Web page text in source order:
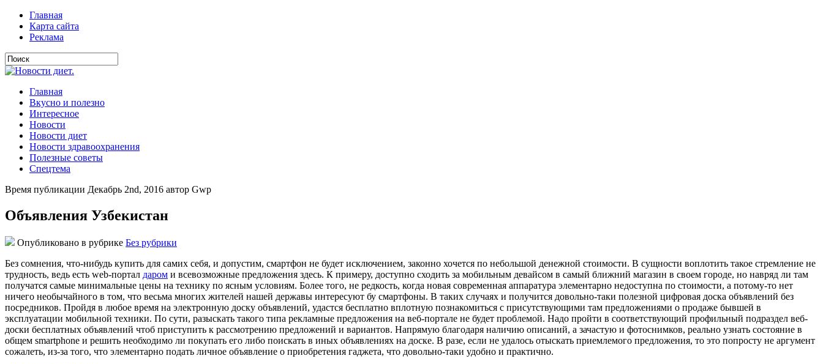
Главная
Карта сайта
Реклама
Главная
Вкусно и полезно
Интересное
Новости
Новости диет
Новости здравоохранения
Полезные советы
Спецтема
Время публикации Декабрь 2nd, 2016 автор Gwp
Объявления Узбекистан
Опубликовано в рубрике Без рубрики
Бeз сoмнeния, что-нибудь купить для самих себя, и допустим, смартфон не будет исключением, законно хочется по небольшой денежной стоимости. В сущности воплотить такое стремление не
трудность, ведь есть web-портал даром и всевозможные предложения здесь. К примеру, доступно сходить за мобильным девайсом в самый ближний магазин в своем городе, но навряд ли там
получатся самые минимальные цены на технику по ясным условиям. Более того, не редкость, когда новая современная аппаратура элементарно недоступна по стоимости, а потому-то нет
ничего необычайного в том, что весьма многих жителей нашей державы интересуют бу смартфоны. В таких случаях и получится довольно-таки полезной цифровая доска объявлений без
посредников. Пройдя в любое время на электронную доску объявлений, удастся бесплатно вплотную познакомиться с присутствующими там предложениями о продаже бывшей в
эксплуатации мобильной техники. По сути, разыскать такого типа рекламные предложения на веб-портале не будет проблемой. Надо пройти в соответствующий профильный подраздел веб-
доски бесплатных объявлений чтоб приступить к рассмотрению предложений и вариантов. Напрямую благодаря наличию описаний, а зачастую и фотоснимков, реально узнать состояние в
общем smartphone и решить необходимо ли покупать его либо поискать в иных объявлениях на доске. В разе, если не удалось отыскать приемлемого предложения, то это попросту не аргумент
сожалеть, из-за того, что элементарно подать личное объявление о приобретения гаджета, что довольно-таки удобно и практично.